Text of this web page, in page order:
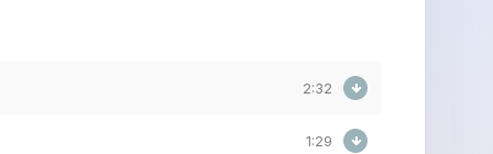
2:32
1:29